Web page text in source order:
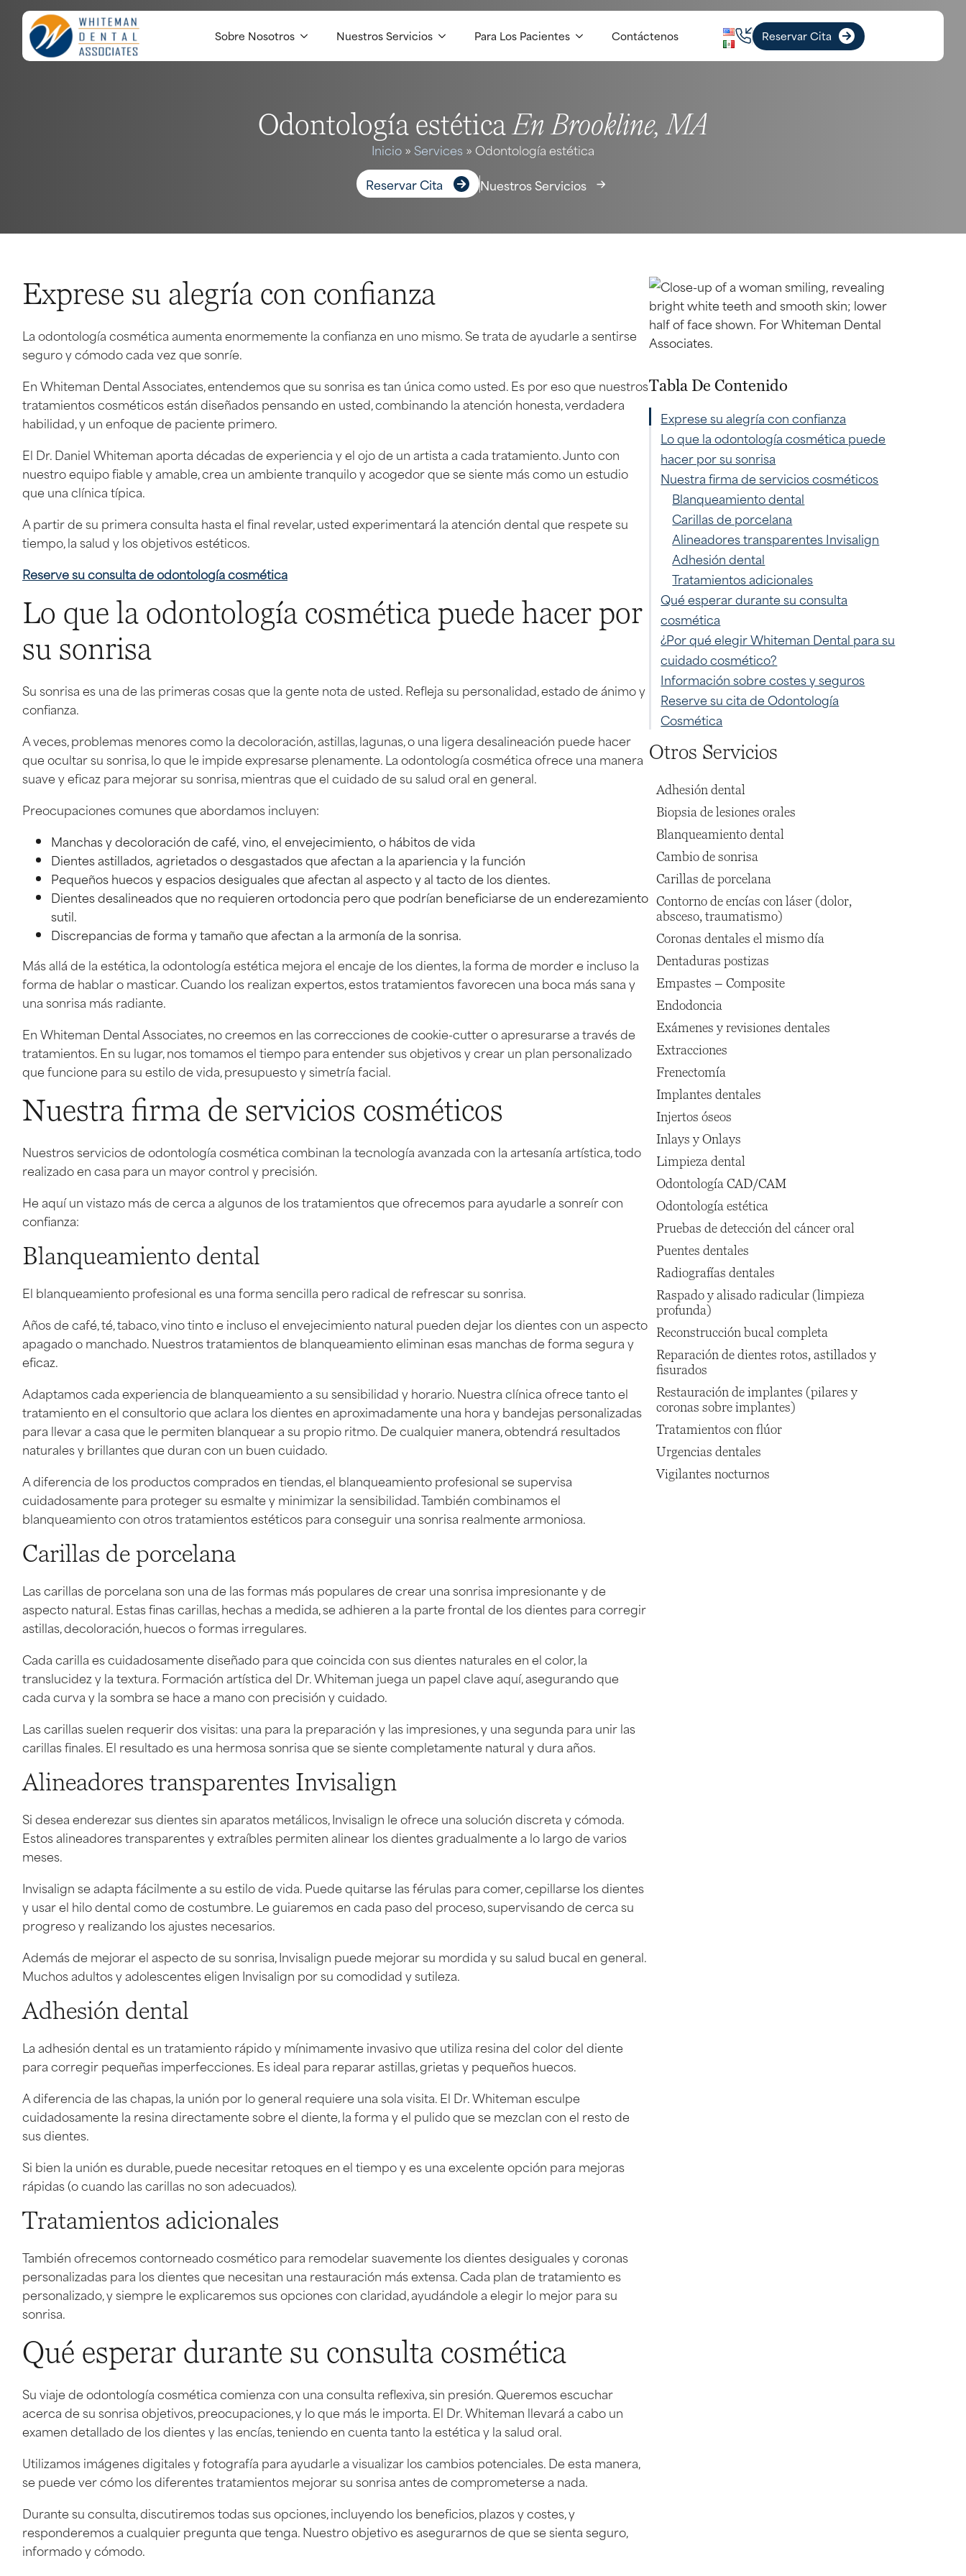
Sobre Nosotros Nuestros Servicios Para Los Pacientes Contáctenos Reservar Cita
Odontología estéticaEn Brookline, MA
Inicio » Services » Odontología estética
Reservar Cita Nuestros Servicios
Exprese su alegría con confianza
La odontología cosmética aumenta enormemente la confianza en uno mismo. Se trata de ayudarle a sentirse
seguro y cómodo cada vez que sonríe.
En Whiteman Dental Associates, entendemos que su sonrisa es tan única como usted. Es por eso que nuestros
tratamientos cosméticos están diseñados pensando en usted, combinando la atención honesta, verdadera
habilidad, y un enfoque de paciente primero.
El Dr. Daniel Whiteman aporta décadas de experiencia y el ojo de un artista a cada tratamiento. Junto con
nuestro equipo fiable y amable, crea un ambiente tranquilo y acogedor que se siente más como un estudio
que una clínica típica.
A partir de su primera consulta hasta el final revelar, usted experimentará la atención dental que respete su
tiempo, la salud y los objetivos estéticos.
Reserve su consulta de odontología cosmética
Lo que la odontología cosmética puede hacer por
su sonrisa
Su sonrisa es una de las primeras cosas que la gente nota de usted. Refleja su personalidad, estado de ánimo y
confianza.
A veces, problemas menores como la decoloración, astillas, lagunas, o una ligera desalineación puede hacer
que ocultar su sonrisa, lo que le impide expresarse plenamente. La odontología cosmética ofrece una manera
suave y eficaz para mejorar su sonrisa, mientras que el cuidado de su salud oral en general.
Preocupaciones comunes que abordamos incluyen:
Manchas y decoloración de café, vino, el envejecimiento, o hábitos de vida
Dientes astillados, agrietados o desgastados que afectan a la apariencia y la función
Pequeños huecos y espacios desiguales que afectan al aspecto y al tacto de los dientes.
Dientes desalineados que no requieren ortodoncia pero que podrían beneficiarse de un enderezamiento
sutil.
Discrepancias de forma y tamaño que afectan a la armonía de la sonrisa.
Más allá de la estética, la odontología estética mejora el encaje de los dientes, la forma de morder e incluso la
forma de hablar o masticar. Cuando los realizan expertos, estos tratamientos favorecen una boca más sana y
una sonrisa más radiante.
En Whiteman Dental Associates, no creemos en las correcciones de cookie-cutter o apresurarse a través de
tratamientos. En su lugar, nos tomamos el tiempo para entender sus objetivos y crear un plan personalizado
que funcione para su estilo de vida, presupuesto y simetría facial.
Nuestra firma de servicios cosméticos
Nuestros servicios de odontología cosmética combinan la tecnología avanzada con la artesanía artística, todo
realizado en casa para un mayor control y precisión.
He aquí un vistazo más de cerca a algunos de los tratamientos que ofrecemos para ayudarle a sonreír con
confianza:
Blanqueamiento dental
El blanqueamiento profesional es una forma sencilla pero radical de refrescar su sonrisa.
Años de café, té, tabaco, vino tinto e incluso el envejecimiento natural pueden dejar los dientes con un aspecto
apagado o manchado. Nuestros tratamientos de blanqueamiento eliminan esas manchas de forma segura y
eficaz.
Adaptamos cada experiencia de blanqueamiento a su sensibilidad y horario. Nuestra clínica ofrece tanto el
tratamiento en el consultorio que aclara los dientes en aproximadamente una hora y bandejas personalizadas
para llevar a casa que le permiten blanquear a su propio ritmo. De cualquier manera, obtendrá resultados
naturales y brillantes que duran con un buen cuidado.
A diferencia de los productos comprados en tiendas, el blanqueamiento profesional se supervisa
cuidadosamente para proteger su esmalte y minimizar la sensibilidad. También combinamos el
blanqueamiento con otros tratamientos estéticos para conseguir una sonrisa realmente armoniosa.
Carillas de porcelana
Las carillas de porcelana son una de las formas más populares de crear una sonrisa impresionante y de
aspecto natural. Estas finas carillas, hechas a medida, se adhieren a la parte frontal de los dientes para corregir
astillas, decoloración, huecos o formas irregulares.
Cada carilla es cuidadosamente diseñado para que coincida con sus dientes naturales en el color, la
translucidez y la textura. Formación artística del Dr. Whiteman juega un papel clave aquí, asegurando que
cada curva y la sombra se hace a mano con precisión y cuidado.
Las carillas suelen requerir dos visitas: una para la preparación y las impresiones, y una segunda para unir las
carillas finales. El resultado es una hermosa sonrisa que se siente completamente natural y dura años.
Alineadores transparentes Invisalign
Si desea enderezar sus dientes sin aparatos metálicos, Invisalign le ofrece una solución discreta y cómoda.
Estos alineadores transparentes y extraíbles permiten alinear los dientes gradualmente a lo largo de varios
meses.
Invisalign se adapta fácilmente a su estilo de vida. Puede quitarse las férulas para comer, cepillarse los dientes
y usar el hilo dental como de costumbre. Le guiaremos en cada paso del proceso, supervisando de cerca su
progreso y realizando los ajustes necesarios.
Además de mejorar el aspecto de su sonrisa, Invisalign puede mejorar su mordida y su salud bucal en general.
Muchos adultos y adolescentes eligen Invisalign por su comodidad y sutileza.
Adhesión dental
La adhesión dental es un tratamiento rápido y mínimamente invasivo que utiliza resina del color del diente
para corregir pequeñas imperfecciones. Es ideal para reparar astillas, grietas y pequeños huecos.
A diferencia de las chapas, la unión por lo general requiere una sola visita. El Dr. Whiteman esculpe
cuidadosamente la resina directamente sobre el diente, la forma y el pulido que se mezclan con el resto de
sus dientes.
Si bien la unión es durable, puede necesitar retoques en el tiempo y es una excelente opción para mejoras
rápidas (o cuando las carillas no son adecuados).
Tratamientos adicionales
También ofrecemos contorneado cosmético para remodelar suavemente los dientes desiguales y coronas
personalizadas para los dientes que necesitan una restauración más extensa. Cada plan de tratamiento es
personalizado, y siempre le explicaremos sus opciones con claridad, ayudándole a elegir lo mejor para su
sonrisa.
Qué esperar durante su consulta cosmética
Su viaje de odontología cosmética comienza con una consulta reflexiva, sin presión. Queremos escuchar
acerca de su sonrisa objetivos, preocupaciones, y lo que más le importa. El Dr. Whiteman llevará a cabo un
examen detallado de los dientes y las encías, teniendo en cuenta tanto la estética y la salud oral.
Utilizamos imágenes digitales y fotografía para ayudarle a visualizar los cambios potenciales. De esta manera,
se puede ver cómo los diferentes tratamientos mejorar su sonrisa antes de comprometerse a nada.
Durante su consulta, discutiremos todas sus opciones, incluyendo los beneficios, plazos y costes, y
responderemos a cualquier pregunta que tenga. Nuestro objetivo es asegurarnos de que se sienta seguro,
informado y cómodo.
Tabla De Contenido
Exprese su alegría con confianza
Lo que la odontología cosmética puede
hacer por su sonrisa
Nuestra firma de servicios cosméticos
Blanqueamiento dental
Carillas de porcelana
Alineadores transparentes Invisalign
Adhesión dental
Tratamientos adicionales
Qué esperar durante su consulta
cosmética
¿Por qué elegir Whiteman Dental para su
cuidado cosmético?
Información sobre costes y seguros
Reserve su cita de Odontología
Cosmética
Otros Servicios
Adhesión dental
Biopsia de lesiones orales
Blanqueamiento dental
Cambio de sonrisa
Carillas de porcelana
Contorno de encías con láser (dolor,
absceso, traumatismo)
Coronas dentales el mismo día
Dentaduras postizas
Empastes – Composite
Endodoncia
Exámenes y revisiones dentales
Extracciones
Frenectomía
Implantes dentales
Injertos óseos
Inlays y Onlays
Limpieza dental
Odontología CAD/CAM
Odontología estética
Pruebas de detección del cáncer oral
Puentes dentales
Radiografías dentales
Raspado y alisado radicular (limpieza
profunda)
Reconstrucción bucal completa
Reparación de dientes rotos, astillados y
fisurados
Restauración de implantes (pilares y
coronas sobre implantes)
Tratamientos con flúor
Urgencias dentales
Vigilantes nocturnos